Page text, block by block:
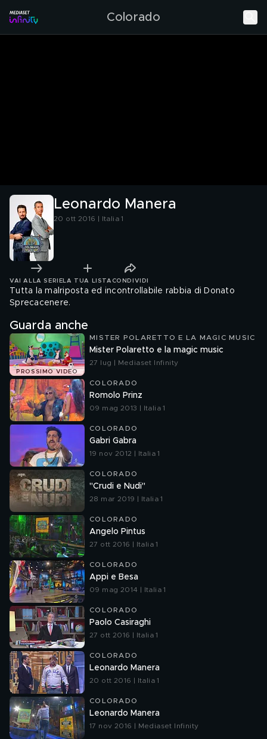
Colorado
Leonardo Manera
20 ott 2016 | Italia 1
VAI ALLA SERIE LA TUA LISTA CONDIVIDI
Tutta la malriposta ed incontrollabile rabbia di Donato
Sprecacenere.
Guarda anche
PROSSIMO VIDEO
MISTER POLARETTO E LA MAGIC MUSIC
Mister Polaretto e la magic music
27 lug | Mediaset Infinity
COLORADO
Romolo Prinz
09 mag 2013 | Italia 1
COLORADO
Gabri Gabra
19 nov 2012 | Italia 1
COLORADO
"Crudi e Nudi"
28 mar 2019 | Italia 1
COLORADO
Angelo Pintus
27 ott 2016 | Italia 1
COLORADO
Appi e Besa
09 mag 2014 | Italia 1
COLORADO
Paolo Casiraghi
27 ott 2016 | Italia 1
COLORADO
Leonardo Manera
20 ott 2016 | Italia 1
COLORADO
Leonardo Manera
17 nov 2016 | Mediaset Infinity